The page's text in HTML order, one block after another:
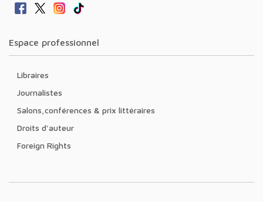
Espace professionnel
Libraires
Journalistes
Salons,conférences & prix littéraires
Droits d'auteur
Foreign Rights